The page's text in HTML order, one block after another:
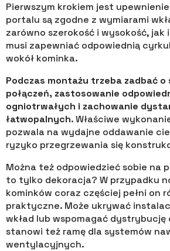
Pierwszym krokiem jest
portalu są zgodne z wymiarami
zarówno szerokość i wysokość, jak
musi zapewniać odpowiednią
wokół kominka.
Podczas montażu trzeba zadbać o
połączeń, zastosowanie
ogniotrwałych i zachowanie
łatwopalnych. Właściwe
pozwala na wydajne oddawanie
ryzyko przegrzewania się
Można też odpowiedzieć sobie na
to tylko dekoracja? W przypadku
kominków coraz częściej pełni on
praktyczne. Może ukrywać
wkład lub wspomagać dystrybucję
stanowi też ramę dla systemów
wentylacyjnych.